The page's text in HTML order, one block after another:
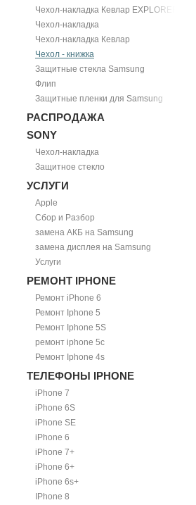
Чехол-накладка Кевлар EXPLORER
Чехол-накладка
Чехол-накладка Кевлар
Чехол - книжка
Защитные стекла Samsung
Флип
Защитные пленки для Samsung
РАСПРОДАЖА
SONY
Чехол-накладка
Защитное стекло
УСЛУГИ
Apple
Сбор и Разбор
замена АКБ на Samsung
замена дисплея на Samsung
Услуги
РЕМОНТ IPHONE
Ремонт iPhone 6
Ремонт Iphone 5
Ремонт Iphone 5S
ремонт iphone 5c
Ремонт Iphone 4s
ТЕЛЕФОНЫ IPHONE
iPhone 7
iPhone 6S
iPhone SE
iPhone 6
iPhone 7+
iPhone 6+
iPhone 6s+
IPhone 8